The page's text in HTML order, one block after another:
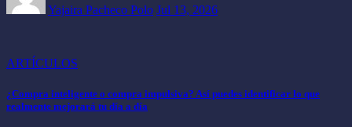
Yajaira Pacheco Polo Jul 13, 2026
ARTÍCULOS
¿Compra inteligente o compra impulsiva? Así puedes identificar lo que
realmente mejorará tu día a día